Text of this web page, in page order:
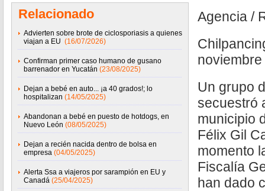
Relacionado
Advierten sobre brote de ciclosporiasis a quienes
viajan a EU (16/07/2026)
Confirman primer caso humano de gusano
barrenador en Yucatán (23/08/2025)
Dejan a bebé en auto... ¡a 40 grados!; lo
hospitalizan (14/05/2025)
Abandonan a bebé en puesto de hotdogs, en
Nuevo León (08/05/2025)
Dejan a recién nacida dentro de bolsa en
empresa (04/05/2025)
Alerta Ssa a viajeros por sarampión en EU y
Canadá (25/04/2025)
Agencia /
Un grupo
secuestró
municipio
Félix Gil
momento
Fiscalía
han dado